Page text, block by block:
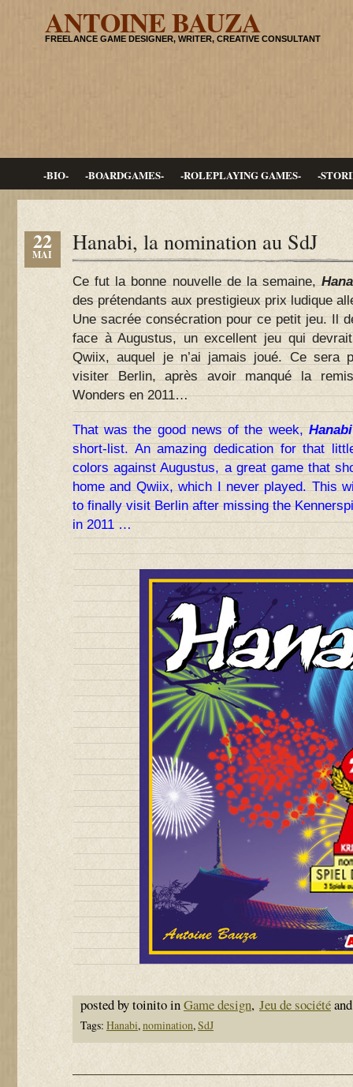
ANTOINE BAUZA
FREELANCE GAME DESIGNER, WRITER, CREATIVE CONSULTANT
-BIO- -BOARDGAMES- -ROLEPLAYING GAMES- -
22
MAI Hanabi, la nomination au SdJ
Ce fut la bonne nouvelle de la semaine,
des prétendants aux prestigieux prix ludique
Une sacrée consécration pour ce petit jeu. Il
face à Augustus, un excellent jeu qui
Qwiix, auquel je n’ai jamais joué. Ce sera
visiter Berlin, après avoir manqué la
Wonders en 2011…
That was the good news of the week,Hanabi
short-list. An amazing dedication for that
colors against Augustus, a great game that
home and Qwiix, which I never played. This
to finally visit Berlin after missing the
in 2011 …
posted by toinito inGame design, Jeu de société
Tags: Hanabi,nomination,SdJ